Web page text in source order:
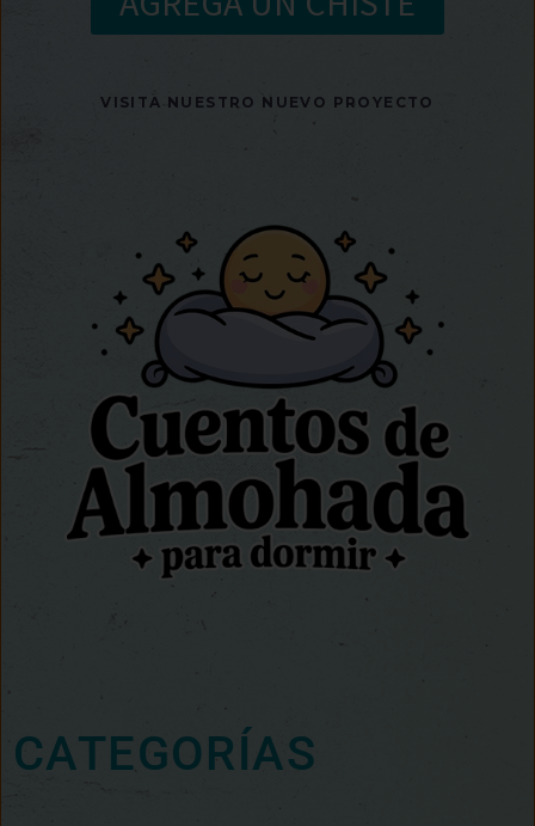
VISITA NUESTRO NUEVO PROYECTO
CATEGORÍAS